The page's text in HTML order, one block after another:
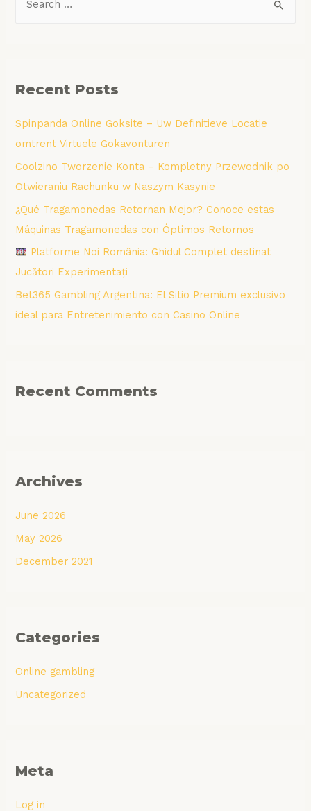
h
Recent Posts
Spinpanda Online Goksite – Uw Definitieve Locatie
omtrent Virtuele Gokavonturen
Coolzino Tworzenie Konta – Kompletny Przewodnik po
Otwieraniu Rachunku w Naszym Kasynie
¿Qué Tragamonedas Retornan Mejor? Conoce estas
Máquinas Tragamonedas con Óptimos Retornos
Platforme Noi România: Ghidul Complet destinat
Jucători Experimentați
Bet365 Gambling Argentina: El Sitio Premium exclusivo
ideal para Entretenimiento con Casino Online
Recent Comments
Archives
June 2026
May 2026
December 2021
Categories
Online gambling
Uncategorized
Meta
Log in